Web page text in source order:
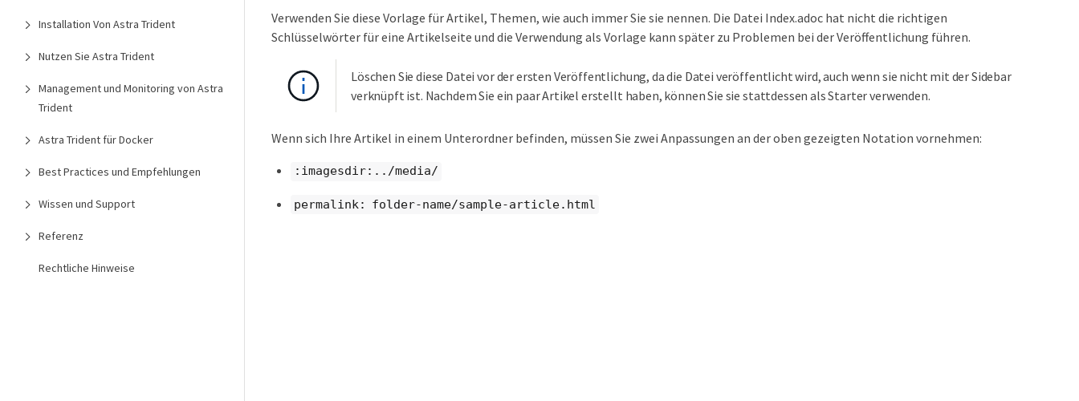
Installation Von Astra Trident
Nutzen Sie Astra Trident
Management und Monitoring von Astra
Trident
Astra Trident für Docker
Best Practices und Empfehlungen
Wissen und Support
Referenz
Rechtliche Hinweise
Verwenden Sie diese Vorlage für Artikel, Themen, wie auch immer Sie sie nennen. Die Datei Index.adoc hat nicht die richtigen
Schlüsselwörter für eine Artikelseite und die Verwendung als Vorlage kann später zu Problemen bei der Veröffentlichung führen.
Löschen Sie diese Datei vor der ersten Veröffentlichung, da die Datei veröffentlicht wird, auch wenn sie nicht mit der Sidebar
verknüpft ist. Nachdem Sie ein paar Artikel erstellt haben, können Sie sie stattdessen als Starter verwenden.
Wenn sich Ihre Artikel in einem Unterordner befinden, müssen Sie zwei Anpassungen an der oben gezeigten Notation vornehmen:
:imagesdir:../media/
permalink: folder-name/sample-article.html